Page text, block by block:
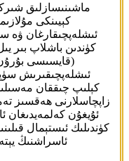
كېيىنكى
ئىشلەپچىقارغان ۋە
(قايسىسى
ئىشلەپچىقىرىش
كېلىپ چىققان
زاپچاسلارنى ھەقسىز
ئۇيغۇن كەلمەيدىغان
كۈندىلىك ئىستېمال
ئاسراشنىڭ